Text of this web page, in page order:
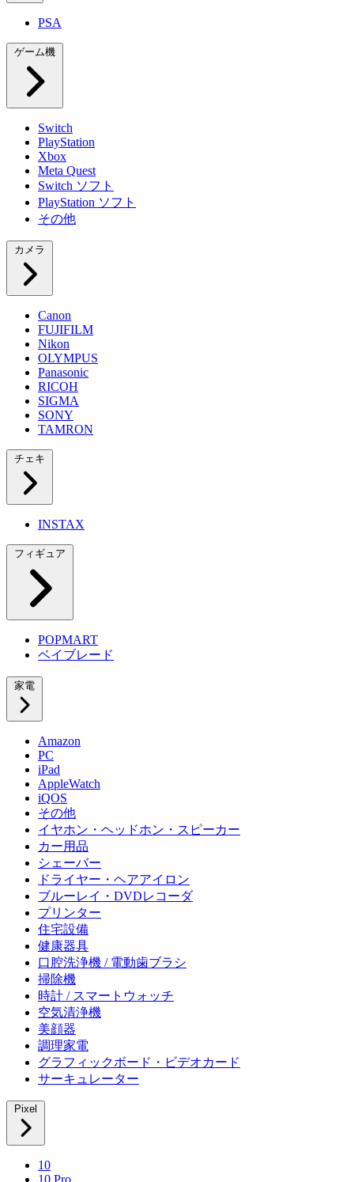
PSA
ゲーム機
Switch
PlayStation
Xbox
Meta Quest
Switch ソフト
PlayStation ソフト
その他
カメラ
Canon
FUJIFILM
Nikon
OLYMPUS
Panasonic
RICOH
SIGMA
SONY
TAMRON
チェキ
INSTAX
フィギュア
POPMART
ベイブレード
家電
Amazon
PC
iPad
AppleWatch
iQOS
その他
イヤホン・ヘッドホン・スピーカー
カー用品
シェーバー
ドライヤー・ヘアアイロン
ブルーレイ・DVDレコーダ
プリンター
住宅設備
健康器具
口腔洗浄機 / 電動歯ブラシ
掃除機
時計 / スマートウォッチ
空気清浄機
美顔器
調理家電
グラフィックボード・ビデオカード
サーキュレーター
Pixel
10